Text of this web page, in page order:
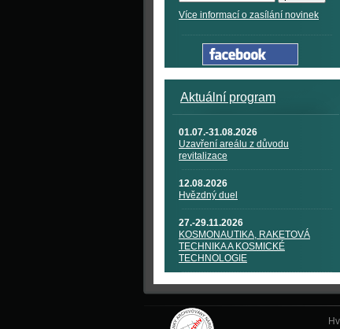
Více informací o zasílání novinek
Aktuální program
01.07.-31.08.2026
Uzavření areálu z důvodu
revitalizace
12.08.2026
Hvězdný duel
27.-29.11.2026
KOSMONAUTIKA, RAKETOVÁ
TECHNIKA A KOSMICKÉ
TECHNOLOGIE